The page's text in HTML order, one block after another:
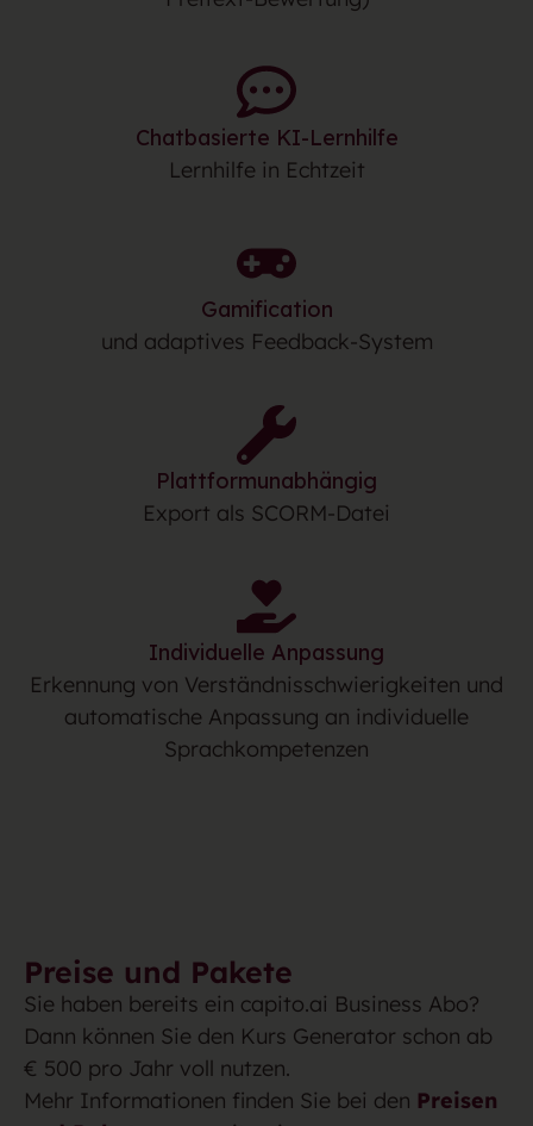
Chatbasierte KI-Lernhilfe
Lernhilfe in Echtzeit
Gamification
und adaptives Feedback-System
Plattformunabhängig
Export als SCORM-Datei
Individuelle Anpassung
Erkennung von Verständnisschwierigkeiten und
automatische Anpassung an individuelle
Sprachkompetenzen
Preise und Pakete
Sie haben bereits ein capito.ai Business Abo?
Dann können Sie den Kurs Generator schon ab
€ 500 pro Jahr voll nutzen.
Mehr Informationen finden Sie bei den Preisen